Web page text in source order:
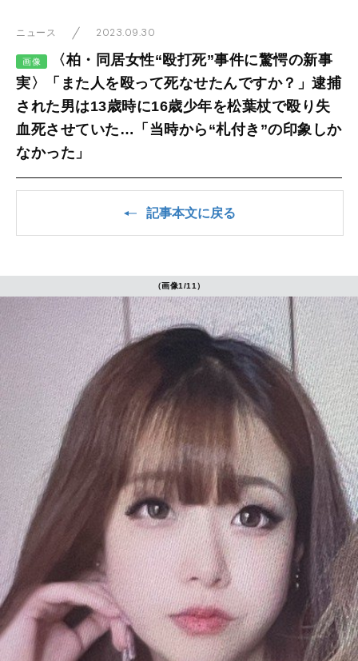
ニュース 2023.09.30
画像
〈柏・同居女性“殴打死”事件に驚愕の新事
実〉「また人を殴って死なせたんですか？」逮捕
された男は13歳時に16歳少年を松葉杖で殴り失
血死させていた…「当時から“札付き”の印象しか
なかった」
記事本文に戻る
（画像1/11）